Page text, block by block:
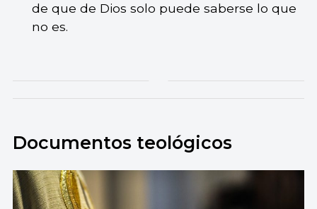
de que de Dios solo puede saberse lo que
no es.
Documentos teológicos